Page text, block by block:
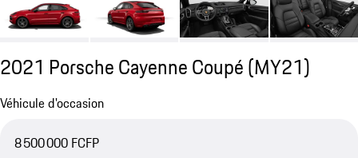
2021 Porsche Cayenne Coupé (MY21)
Véhicule d'occasion
8 500 000 FCFP